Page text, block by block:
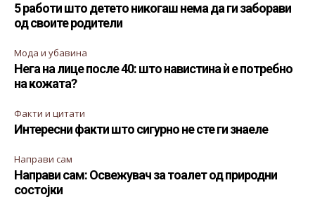
5 работи што детето никогаш нема да ги заборави
од своите родители
Мода и убавина
Нега на лице после 40: што навистина ѝ е потребно
на кожата?
Факти и цитати
Интересни факти што сигурно не сте ги знаеле
Направи сам
Направи сам: Освежувач за тоалет од природни
состојки